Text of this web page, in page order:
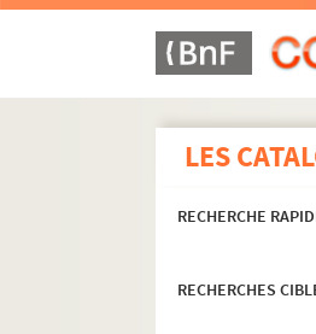
LES
RECHERCHE
RECHERCHES